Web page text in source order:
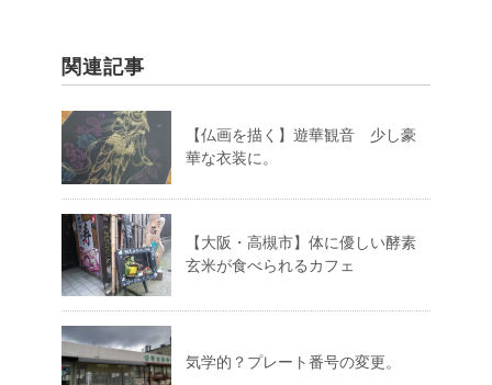
関連記事
【仏画を描く】遊華観音 少し豪
華な衣装に。
【大阪・高槻市】体に優しい酵素
玄米が食べられるカフェ
気学的？プレート番号の変更。